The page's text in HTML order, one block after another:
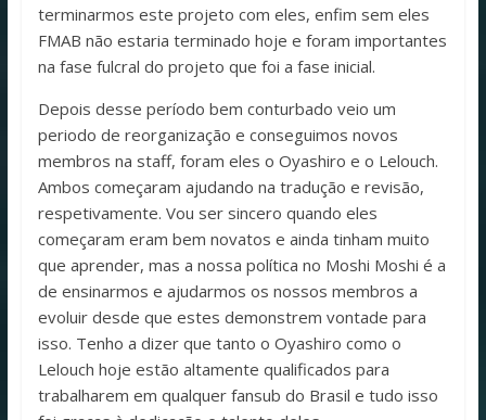
terminarmos este projeto com eles, enfim sem eles
FMAB não estaria terminado hoje e foram importantes
na fase fulcral do projeto que foi a fase inicial.
Depois desse período bem conturbado veio um
periodo de reorganização e conseguimos novos
membros na staff, foram eles o Oyashiro e o Lelouch.
Ambos começaram ajudando na tradução e revisão,
respetivamente. Vou ser sincero quando eles
começaram eram bem novatos e ainda tinham muito
que aprender, mas a nossa política no Moshi Moshi é a
de ensinarmos e ajudarmos os nossos membros a
evoluir desde que estes demonstrem vontade para
isso. Tenho a dizer que tanto o Oyashiro como o
Lelouch hoje estão altamente qualificados para
trabalharem em qualquer fansub do Brasil e tudo isso